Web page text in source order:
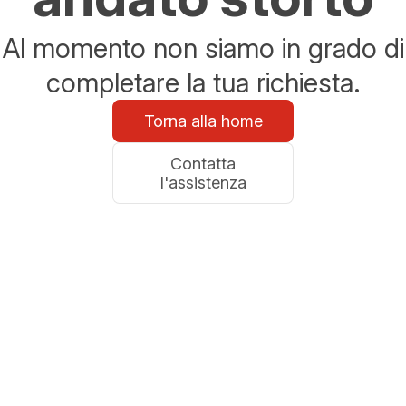
Al momento non siamo in grado di
completare la tua richiesta.
Torna alla home
Contatta
l'assistenza